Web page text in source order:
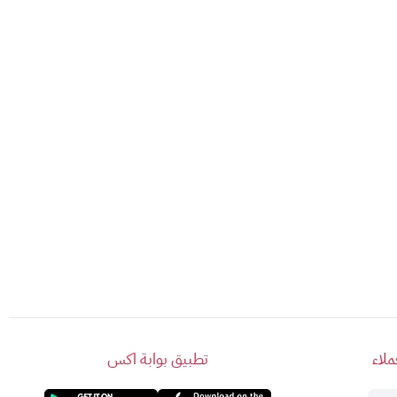
تطبيق بوابة اكس